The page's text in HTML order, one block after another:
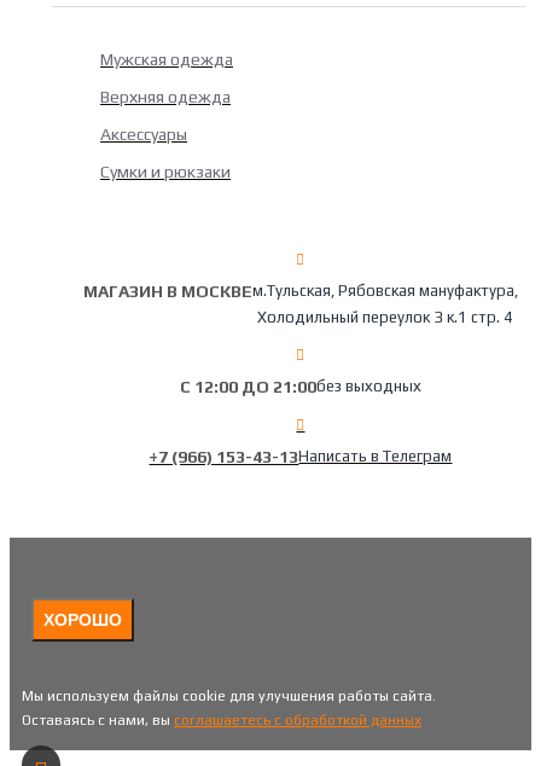
Мужская одежда
Верхняя одежда
Аксессуары
Сумки и рюкзаки
МАГАЗИН В МОСКВЕм.Тульская, Рябовская мануфактура,
Холодильный переулок 3 к.1 стр. 4
С 12:00 ДО 21:00без выходных
+7 (966) 153-43-13Написать в Телеграм
ХОРОШО
Мы используем файлы cookie для улучшения работы сайта.
Оставаясь с нами, вы соглашаетесь с обработкой данных